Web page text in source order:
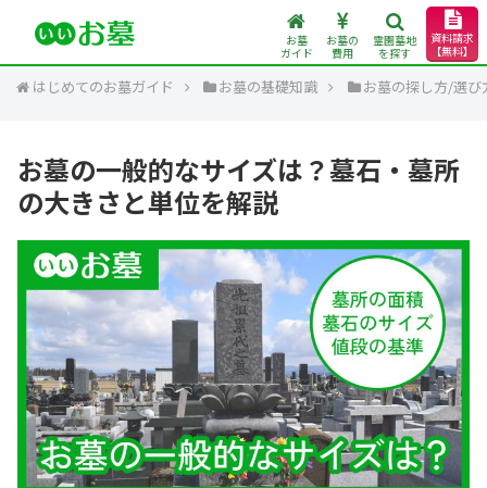
お墓
ガイド
お墓の
費用
霊園墓地
を探す
資料請求
【無料】
はじめてのお墓ガイド お墓の基礎知識 お墓の探し方/選
お墓の一般的なサイズは？墓石・墓所
の大きさと単位を解説